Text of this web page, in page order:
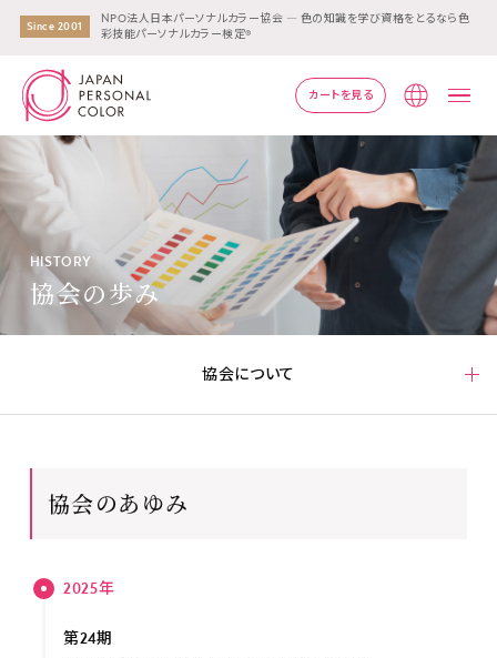
Since 2001
NPO法人日本パーソナルカラー協会 ― 色の知識を学び資格をとるなら色
彩技能パーソナルカラー検定®
カートを見る
HISTORY
協会の歩み
協会について
協会のあゆみ
2025年
第24期